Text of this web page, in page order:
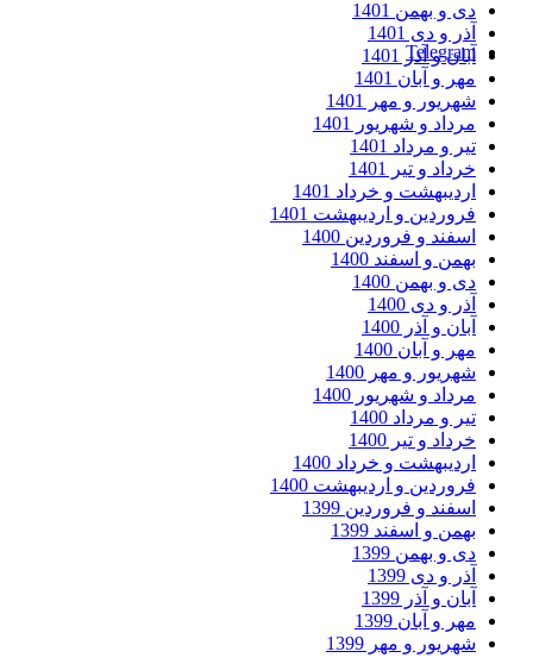
Telegram
دی و بهمن 1401
آذر و دی 1401
آبان و آذر 1401
مهر و آبان 1401
شهریور و مهر 1401
مرداد و شهریور 1401
تیر و مرداد 1401
خرداد و تیر 1401
اردیبهشت و خرداد 1401
فروردین و اردیبهشت 1401
اسفند و فروردین 1400
بهمن و اسفند 1400
دی و بهمن 1400
آذر و دی 1400
آبان و آذر 1400
مهر و آبان 1400
شهریور و مهر 1400
مرداد و شهریور 1400
تیر و مرداد 1400
خرداد و تیر 1400
اردیبهشت و خرداد 1400
فروردین و اردیبهشت 1400
اسفند و فروردین 1399
بهمن و اسفند 1399
دی و بهمن 1399
آذر و دی 1399
آبان و آذر 1399
مهر و آبان 1399
شهریور و مهر 1399